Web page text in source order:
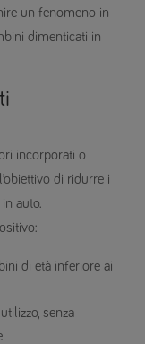
un fenomeno in
dimenticati in
incorporati o
di ridurre i
auto.
di età inferiore ai
senza